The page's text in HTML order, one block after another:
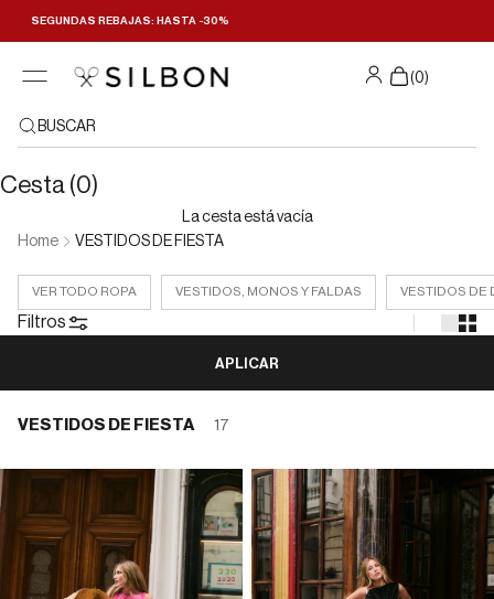
SEGUNDAS REBAJAS: HASTA -30%
(0)
BUSCAR
Cesta (0)
La cesta está vacía
Home
VESTIDOS DE FIESTA
VER TODO ROPA VESTIDOS, MONOS Y FALDAS VESTIDOS DE
Filtros
APLICAR
VESTIDOS DE FIESTA 17